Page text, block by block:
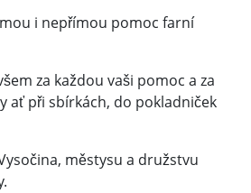
i nepřímou pomoc farní
za každou vaši pomoc a za
ať při sbírkách, do pokladniček
městysu a družstvu